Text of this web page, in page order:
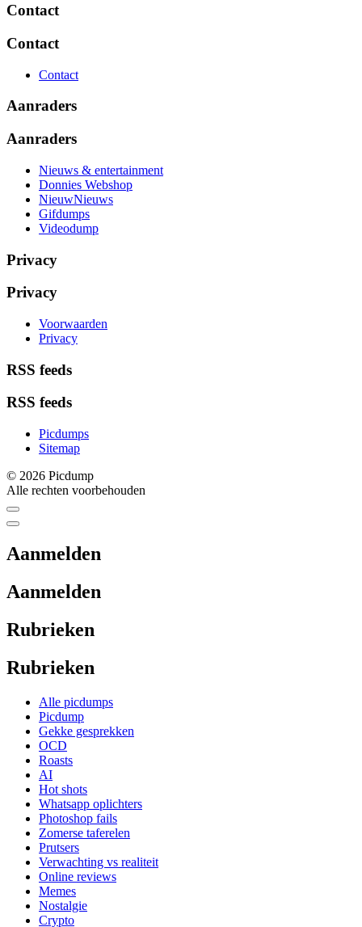
Contact
Contact
Contact
Aanraders
Aanraders
Nieuws & entertainment
Donnies Webshop
NieuwNieuws
Gifdumps
Videodump
Privacy
Privacy
Voorwaarden
Privacy
RSS feeds
RSS feeds
Picdumps
Sitemap
© 2026 Picdump
Alle rechten voorbehouden
Aanmelden
Aanmelden
Rubrieken
Rubrieken
Alle picdumps
Picdump
Gekke gesprekken
OCD
Roasts
AI
Hot shots
Whatsapp oplichters
Photoshop fails
Zomerse taferelen
Prutsers
Verwachting vs realiteit
Online reviews
Memes
Nostalgie
Crypto